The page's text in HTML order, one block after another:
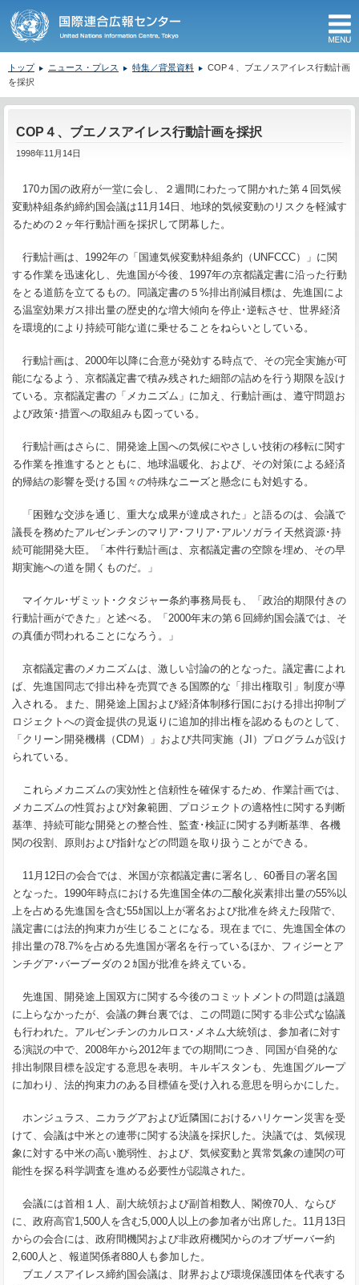
トップ ニュース・プレス 特集／背景資料
COP４、ブエノスアイレス行動計画
を採択
COP４、ブエノスアイレス行動計画を採択
1998年11月14日
170カ国の政府が一堂に会し、２週間にわたって開かれた第４回気候
変動枠組条約締約国会議は11月14日、地球的気候変動のリスクを軽減す
るための２ヶ年行動計画を採択して閉幕した。
行動計画は、1992年の「国連気候変動枠組条約（UNFCCC）」に関
する作業を迅速化し、先進国が今後、1997年の京都議定書に沿った行動
をとる道筋を立てるもの。同議定書の５%排出削減目標は、先進国によ
る温室効果ガス排出量の歴史的な増大傾向を停止･逆転させ、世界経済
を環境的により持続可能な道に乗せることをねらいとしている。
行動計画は、2000年以降に合意が発効する時点で、その完全実施が可
能になるよう、京都議定書で積み残された細部の詰めを行う期限を設け
ている。京都議定書の「メカニズム」に加え、行動計画は、遵守問題お
よび政策･措置への取組みも図っている。
行動計画はさらに、開発途上国への気候にやさしい技術の移転に関す
る作業を推進するとともに、地球温暖化、および、その対策による経済
的帰結の影響を受ける国々の特殊なニーズと懸念にも対処する。
「困難な交渉を通じ、重大な成果が達成された」と語るのは、会議で
議長を務めたアルゼンチンのマリア･フリア･アルソガライ天然資源･持
続可能開発大臣。「本件行動計画は、京都議定書の空隙を埋め、その早
期実施への道を開くものだ。」
マイケル･ザミット･クタジャー条約事務局長も、「政治的期限付きの
行動計画ができた」と述べる。「2000年末の第６回締約国会議では、そ
の真価が問われることになろう。」
京都議定書のメカニズムは、激しい討論の的となった。議定書によれ
ば、先進国同志で排出枠を売買できる国際的な「排出権取引」制度が導
入される。また、開発途上国および経済体制移行国における排出抑制プ
ロジェクトへの資金提供の見返りに追加的排出権を認めるものとして、
「クリーン開発機構（CDM）」および共同実施（JI）プログラムが設け
られている。
これらメカニズムの実効性と信頼性を確保するため、作業計画では、
メカニズムの性質および対象範囲、プロジェクトの適格性に関する判断
基準、持続可能な開発との整合性、監査･検証に関する判断基準、各機
関の役割、原則および指針などの問題を取り扱うことができる。
11月12日の会合では、米国が京都議定書に署名し、60番目の署名国
となった。1990年時点における先進国全体の二酸化炭素排出量の55%以
上を占める先進国を含む55ｶ国以上が署名および批准を終えた段階で、
議定書には法的拘束力が生じることになる。現在までに、先進国全体の
排出量の78.7%を占める先進国が署名を行っているほか、フィジーとア
ンチグア･バーブーダの２ｶ国が批准を終えている。
先進国、開発途上国双方に関する今後のコミットメントの問題は議題
に上らなかったが、会議の舞台裏では、この問題に関する非公式な協議
も行われた。アルゼンチンのカルロス･メネム大統領は、参加者に対す
る演説の中で、2008年から2012年までの期間につき、同国が自発的な
排出制限目標を設定する意思を表明。キルギスタンも、先進国グループ
に加わり、法的拘束力のある目標値を受け入れる意思を明らかにした。
ホンジュラス、ニカラグアおよび近隣国におけるハリケーン災害を受
けて、会議は中米との連帯に関する決議を採択した。決議では、気候現
象に対する中米の高い脆弱性、および、気候変動と異常気象の連関の可
能性を探る科学調査を進める必要性が認識された。
会議には首相１人、副大統領および副首相数人、閣僚70人、ならび
に、政府高官1,500人を含む5,000人以上の参加者が出席した。11月13日
からの会合には、政府間機関および非政府機関からのオブザーバー約
2,600人と、報道関係者880人も参加した。
ブエノスアイレス締約国会議は、財界および環境保護団体を代表する